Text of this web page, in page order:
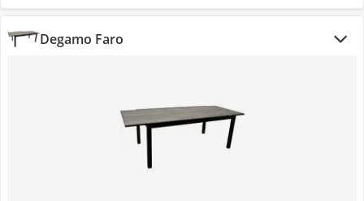
Degamo Faro